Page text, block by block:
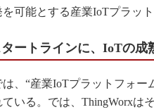
可能とする産業IoTプラッ
ートラインに、IoTの成
、“産業IoTプラットフォー
いる。では、ThingWorxは